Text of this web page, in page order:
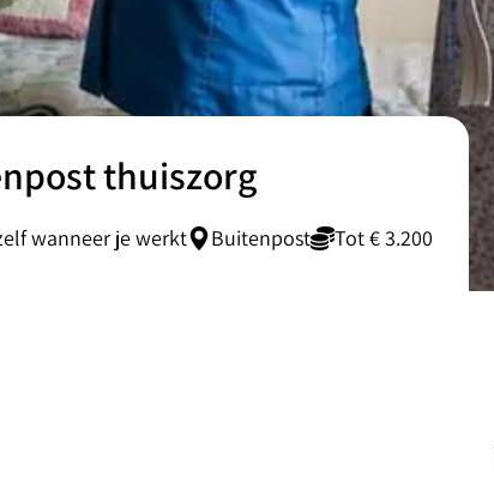
thuiszorg
wanneer je werkt Buitenpost Tot € 3.200